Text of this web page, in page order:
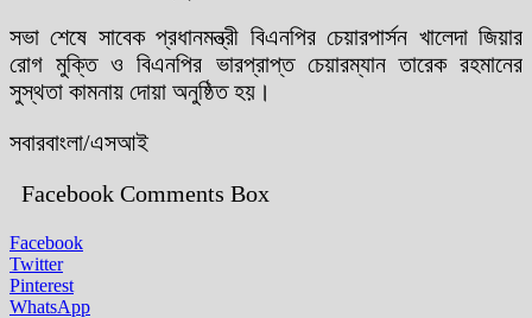
সভা শেষে সাবেক প্রধানমন্ত্রী বিএনপির চেয়ারপার্সন খালেদা জিয়ার
রোগ মুক্তি ও বিএনপির ভারপ্রাপ্ত চেয়ারম্যান তারেক রহমানের
সুস্থতা কামনায় দোয়া অনুষ্ঠিত হয়।
সবারবাংলা/এসআই
Facebook Comments Box
Facebook
Twitter
Pinterest
WhatsApp